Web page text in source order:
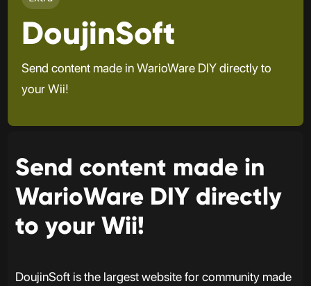
DoujinSoft
Send content made in WarioWare DIY directly to
your Wii!
Send content made in
WarioWare DIY directly
to your Wii!
DoujinSoft is the largest website for community made